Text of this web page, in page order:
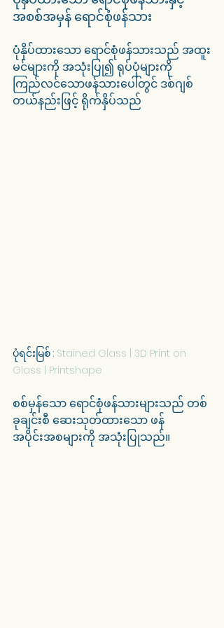
အစစ်အမှန် ရောင်စုံဖန်သား
ပုံနှိပ်ထားသော ရောင်စုံဖန်သားသည် အထူး
မင်များကို အသုံးပြု၍ ရုပ်ပုံများကို
ကြည်လင်သောဖန်သားပေါ်တွင် ဒစ်ဂျစ်
တယ်နည်းဖြင့် ရိုက်နှိပ်သည်
ပုံရင်းမြစ် : Stained Glass | 3D Print on
Glass | Printshape
စစ်မှန်သော ရောင်စုံဖန်သားများသည် တစ်
ခုချင်းစီ ဆေးသုတ်ထားသော ဖန်
အပိုင်းအစများကို အသုံးပြုသည်။